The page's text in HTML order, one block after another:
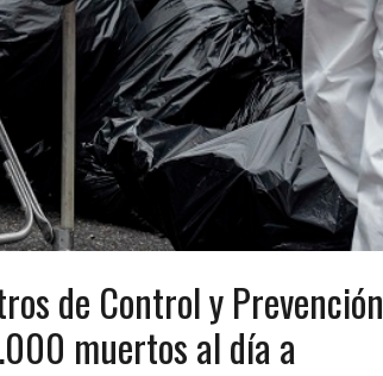
de Control y Prevención
muertos al día a